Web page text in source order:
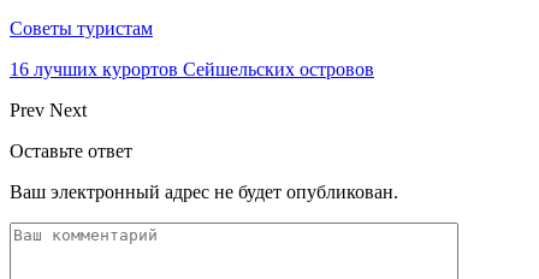
Советы туристам
16 лучших курортов Сейшельских островов
Prev Next
Оставьте ответ
Ваш электронный адрес не будет опубликован.